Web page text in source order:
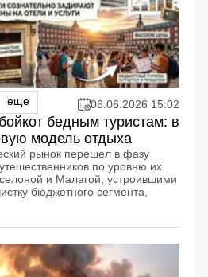
еще 06.06.2026 15:02
бедным туристам: в
модель отдыха
рынок перешел в фазу
по уровню их
и Малагой, устроившими
бюджетного сегмента,